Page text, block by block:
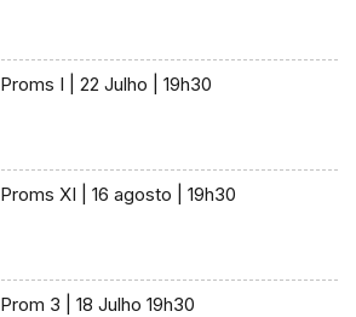
Proms I | 22 Julho | 19h30
Proms XI | 16 agosto | 19h30
Prom 3 | 18 Julho 19h30